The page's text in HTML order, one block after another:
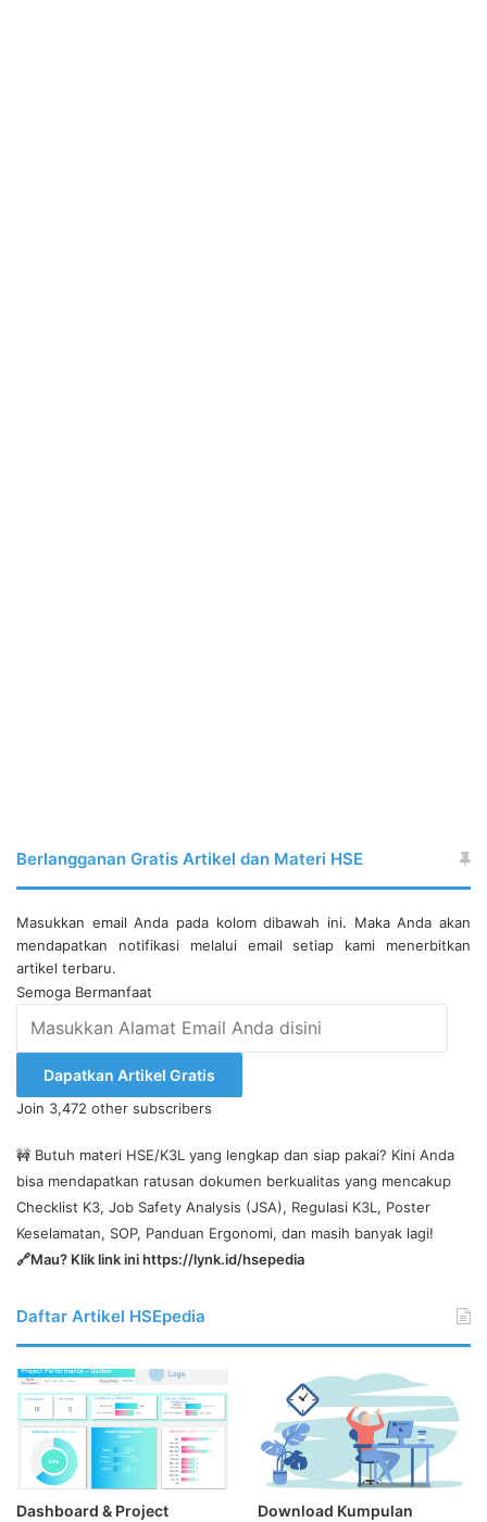
Berlangganan Gratis Artikel dan Materi HSE
Masukkan email Anda pada kolom dibawah ini. Maka Anda akan
mendapatkan notifikasi melalui email setiap kami menerbitkan
artikel terbaru.
Semoga Bermanfaat
Alamat
Anda
disini
Dapatkan Artikel Gratis
Join 3,472 other subscribers
🚧 Butuh materi HSE/K3L yang lengkap dan siap pakai? Kini Anda
bisa mendapatkan ratusan dokumen berkualitas yang mencakup
Checklist K3, Job Safety Analysis (JSA), Regulasi K3L, Poster
Keselamatan, SOP, Panduan Ergonomi, dan masih banyak lagi!
🔗Mau? Klik link inihttps://lynk.id/hsepedia
Daftar Artikel HSEpedia
Dashboard & Project
Download Kumpulan